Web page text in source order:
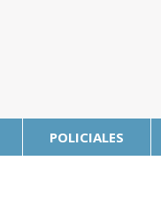
POLICIALES